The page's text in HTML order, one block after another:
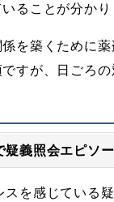
ることが分かり
を築くために
すが、日ごろ
義照会エピソ
スを感じている